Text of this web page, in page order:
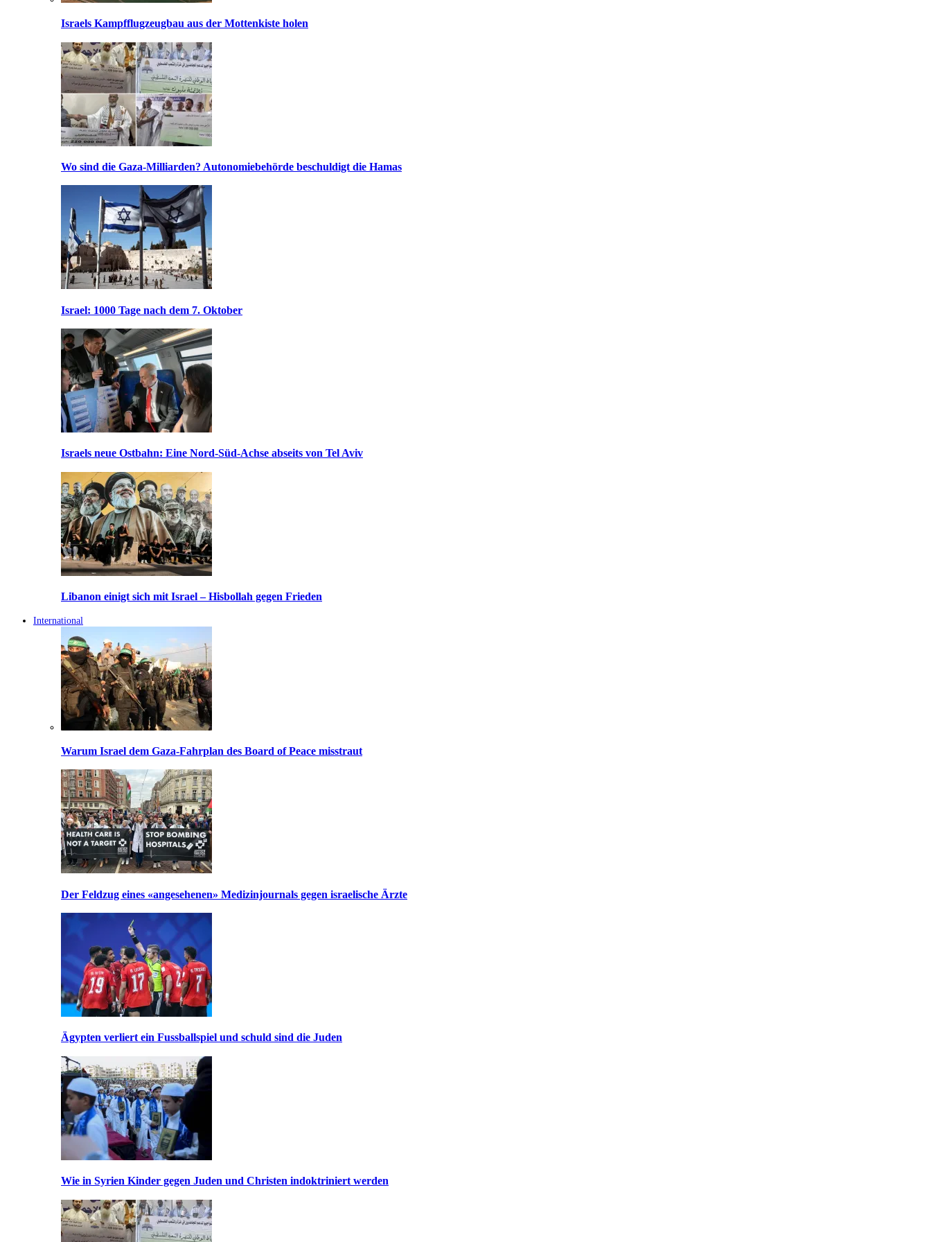
Israels Kampfflugzeugbau aus der Mottenkiste holen
Wo sind die Gaza-Milliarden? Autonomiebehörde beschuldigt die Hamas
Israel: 1000 Tage nach dem 7. Oktober
Israels neue Ostbahn: Eine Nord-Süd-Achse abseits von Tel Aviv
Libanon einigt sich mit Israel – Hisbollah gegen Frieden
International
Warum Israel dem Gaza-Fahrplan des Board of Peace misstraut
Der Feldzug eines «angesehenen» Medizinjournals gegen israelische Ärzte
Ägypten verliert ein Fussballspiel und schuld sind die Juden
Wie in Syrien Kinder gegen Juden und Christen indoktriniert werden